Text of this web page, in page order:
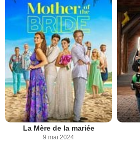
La Mère de la mariée
9 mai 2024